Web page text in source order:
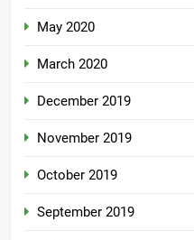
May 2020
March 2020
December 2019
November 2019
October 2019
September 2019